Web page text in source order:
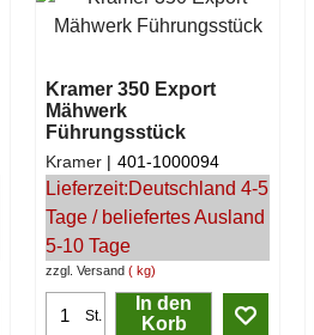
Kramer 350 Export
Mähwerk
Führungsstück
zzgl. Versand kg
Kramer 401-1000094
Lieferzeit:Deutschland 4-5
Tage / beliefertes Ausland
5-10 Tage
St.
In den
Korb